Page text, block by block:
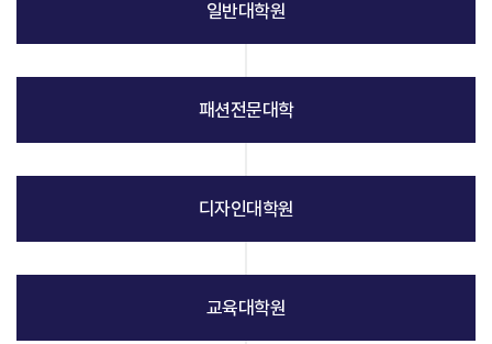
일반대학원
패션전문대학
디자인대학원
교육대학원